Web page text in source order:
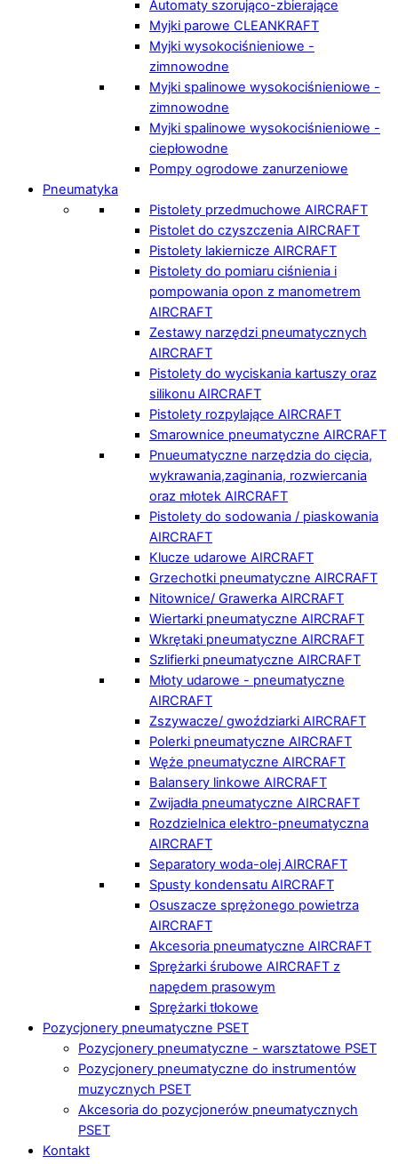
Automaty szorująco-zbierające
Myjki parowe CLEANKRAFT
Myjki wysokociśnieniowe -
zimnowodne
Myjki spalinowe wysokociśnieniowe -
zimnowodne
Myjki spalinowe wysokociśnieniowe -
ciepłowodne
Pompy ogrodowe zanurzeniowe
Pneumatyka
Pistolety przedmuchowe AIRCRAFT
Pistolet do czyszczenia AIRCRAFT
Pistolety lakiernicze AIRCRAFT
Pistolety do pomiaru ciśnienia i
pompowania opon z manometrem
AIRCRAFT
Zestawy narzędzi pneumatycznych
AIRCRAFT
Pistolety do wyciskania kartuszy oraz
silikonu AIRCRAFT
Pistolety rozpylające AIRCRAFT
Smarownice pneumatyczne AIRCRAFT
Pnueumatyczne narzędzia do cięcia,
wykrawania,zaginania, rozwiercania
oraz młotek AIRCRAFT
Pistolety do sodowania / piaskowania
AIRCRAFT
Klucze udarowe AIRCRAFT
Grzechotki pneumatyczne AIRCRAFT
Nitownice/ Grawerka AIRCRAFT
Wiertarki pneumatyczne AIRCRAFT
Wkrętaki pneumatyczne AIRCRAFT
Szlifierki pneumatyczne AIRCRAFT
Młoty udarowe - pneumatyczne
AIRCRAFT
Zszywacze/ gwoździarki AIRCRAFT
Polerki pneumatyczne AIRCRAFT
Węże pneumatyczne AIRCRAFT
Balansery linkowe AIRCRAFT
Zwijadła pneumatyczne AIRCRAFT
Rozdzielnica elektro-pneumatyczna
AIRCRAFT
Separatory woda-olej AIRCRAFT
Spusty kondensatu AIRCRAFT
Osuszacze sprężonego powietrza
AIRCRAFT
Akcesoria pneumatyczne AIRCRAFT
Sprężarki śrubowe AIRCRAFT z
napędem prasowym
Sprężarki tłokowe
Pozycjonery pneumatyczne PSET
Pozycjonery pneumatyczne - warsztatowe PSET
Pozycjonery pneumatyczne do instrumentów
muzycznych PSET
Akcesoria do pozycjonerów pneumatycznych
PSET
Kontakt